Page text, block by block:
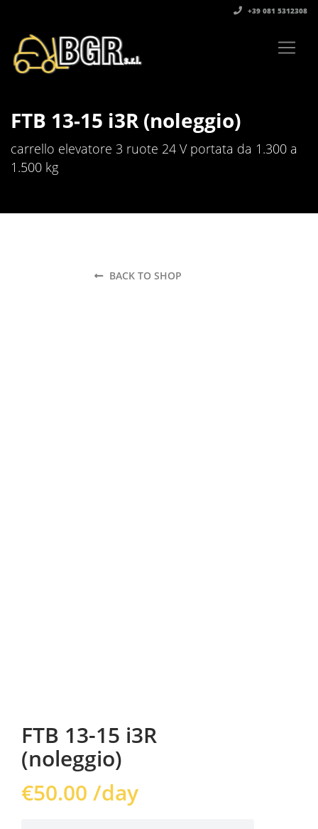
+39 081 5312308‬
FTB 13-15 i3R (noleggio)
carrello elevatore 3 ruote 24 V portata da 1.300 a
1.500 kg
BACK TO SHOP
FTB 13-15 i3R
(noleggio)
€50.00 /day